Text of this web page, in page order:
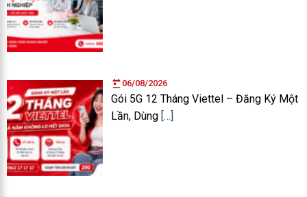
06/08/2026
Gói 5G 12 Tháng Viettel – Đăng Ký Một
Lần, Dùng […]